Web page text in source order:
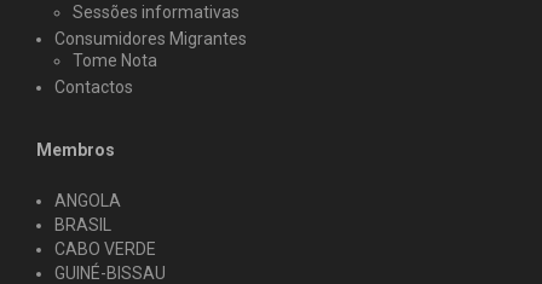
Sessões informativas
Consumidores Migrantes
Tome Nota
Contactos
Membros
ANGOLA
BRASIL
CABO VERDE
GUINÉ-BISSAU